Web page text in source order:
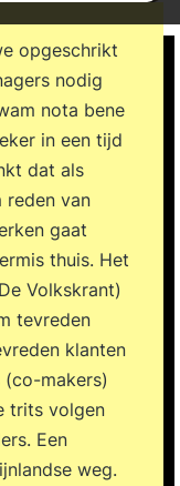
opgeschrikt
nodig
nota bene
in een tijd
dat als
reden van
gaat
thuis. Het
Volkskrant)
tevreden
klanten
makers)
trits volgen
Een
weg.